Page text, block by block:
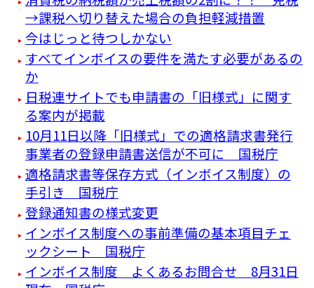
→課税へ切り替えた場合の負担軽減措置
今はじっと待つしかない
すべてインボイスの要件を満たす必要があるの
か
日税連サイトでも申請書の「旧様式」に関す
る案内が掲載
10月11日以降「旧様式」での適格請求書発行
事業者の登録申請書送信が不可に 国税庁
適格請求書等保存方式（インボイス制度）の
手引き 国税庁
登録通知書の様式変更
インボイス制度への事前準備の基本項目チェ
ックシート 国税庁
インボイス制度 よくあるお問合せ 8月31日